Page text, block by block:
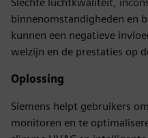
binnenomstandigheden en
kunnen een negatieve
welzijn en de prestaties op
Oplossing
Siemens helpt gebruikers
monitoren en te